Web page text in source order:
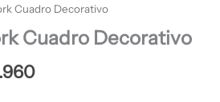
Cuadro Decorativo
Cuadro Decorativo